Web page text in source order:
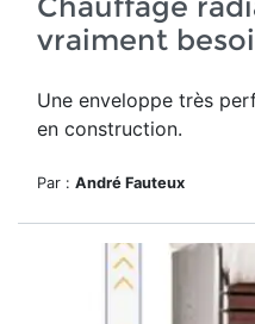
vraiment
Une enveloppe très
en construction.
Par : André Fauteux